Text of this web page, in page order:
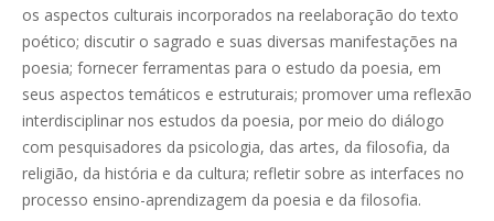
os aspectos culturais incorporados na reelaboração do texto
poético; discutir o sagrado e suas diversas manifestações na
poesia; fornecer ferramentas para o estudo da poesia, em
seus aspectos temáticos e estruturais; promover uma reflexão
interdisciplinar nos estudos da poesia, por meio do diálogo
com pesquisadores da psicologia, das artes, da filosofia, da
religião, da história e da cultura; refletir sobre as interfaces no
processo ensino-aprendizagem da poesia e da filosofia.